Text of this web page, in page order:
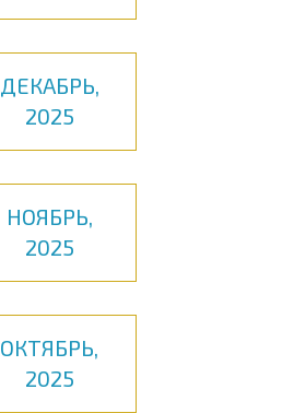
ДЕКАБРЬ,
2025
НОЯБРЬ,
2025
ОКТЯБРЬ,
2025